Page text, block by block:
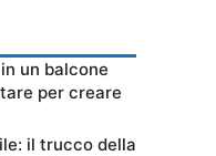
un balcone
per creare
il trucco della